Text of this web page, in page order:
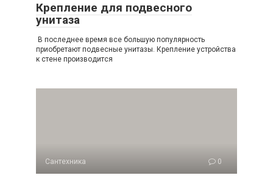
Крепление для подвесного
унитаза
В последнее время все большую популярность
приобретают подвесные унитазы. Крепление устройства
к стене производится
Сантехника 0